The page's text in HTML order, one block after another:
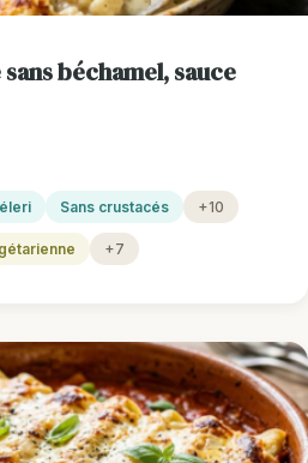
béchamel, sauce
Sans crustacés +10
+7